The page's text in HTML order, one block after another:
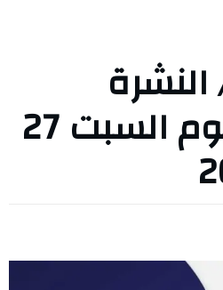
المسائية ليوم السبت 27